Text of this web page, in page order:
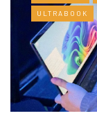
ULTRABOOK